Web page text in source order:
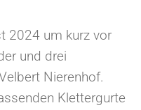
2024 um kurz vor
und drei
Nierenhof.
Klettergurte